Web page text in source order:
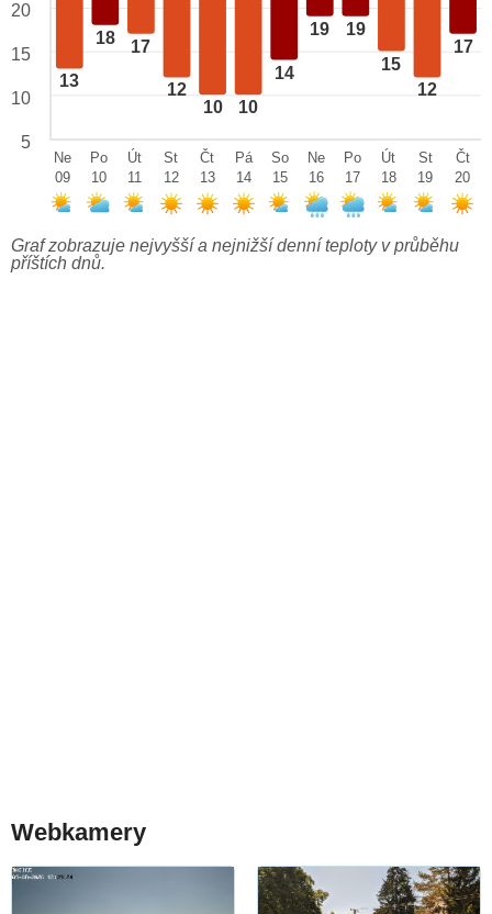
13
18 17
12
10 10
14
19 19
15
12
17
20
15
10
5
Ne
09
Po
10
Út
11
St
12
Čt
13
Pá
14
So
15
Ne
16
Po
17
Út
18
St
19
Čt
20
Graf zobrazuje nejvyšší a nejnižší denní teploty v průběhu
příštích dnů.
Webkamery